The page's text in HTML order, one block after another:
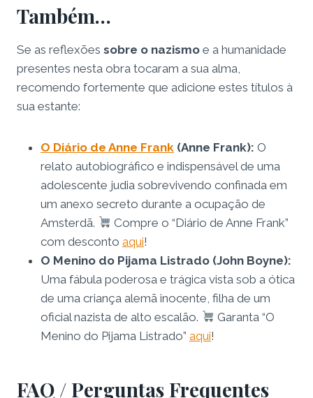
Também…
Se as reflexões sobre o nazismo e a humanidade
presentes nesta obra tocaram a sua alma,
recomendo fortemente que adicione estes títulos à
sua estante:
O Diário de Anne Frank (Anne Frank): O
relato autobiográfico e indispensável de uma
adolescente judia sobrevivendo confinada em
um anexo secreto durante a ocupação de
Amsterdã.
Compre o “Diário de Anne Frank”
com desconto aqui!
O Menino do Pijama Listrado (John Boyne):
Uma fábula poderosa e trágica vista sob a ótica
de uma criança alemã inocente, filha de um
oficial nazista de alto escalão.
Garanta “O
Menino do Pijama Listrado” aqui!
FAQ / Perguntas Frequentes